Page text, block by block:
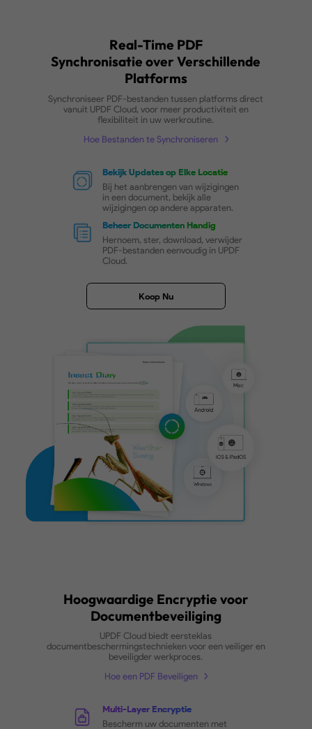
Real-Time PDF
Synchronisatie over
Platforms
Synchroniseer PDF-bestanden tussen platforms
vanuit UPDF Cloud, voor meer productiviteit en
flexibiliteit in uw werkroutine.
Hoe Bestanden te Synchroniseren
Bekijk Updates op Elke Locatie
Bij het aanbrengen van wijzigingen
PDF-bestanden eenvoudig in UPDF
Cloud.
Koop Nu